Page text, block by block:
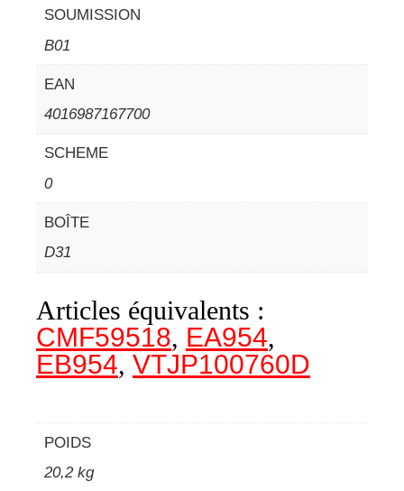
SOUMISSION
B01
EAN
4016987167700
SCHEME
0
BOÎTE
D31
Articles équivalents :
CMF59518, EA954,
EB954, VTJP100760D
POIDS
20,2 kg